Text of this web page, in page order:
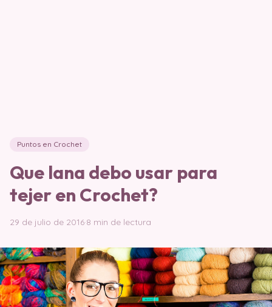
Puntos en Crochet
Que lana debo usar para
tejer en Crochet?
29 de julio de 2016·8 min de lectura